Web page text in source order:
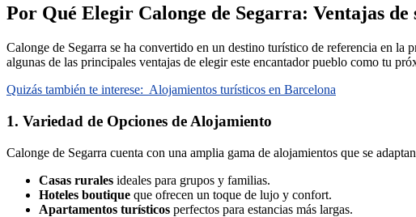
Por Qué Elegir Calonge de Segarra: Ventajas
Calonge de Segarra se ha convertido en un destino turístico de referencia en la
algunas de las principales ventajas de elegir este encantador pueblo como tu
Quizás también te interese: Alojamientos turísticos en Barcelona
1. Variedad de Opciones de Alojamiento
Calonge de Segarra cuenta con una amplia gama de alojamientos que se
Casas rurales ideales para grupos y familias.
Hoteles boutique que ofrecen un toque de lujo y confort.
Apartamentos turísticos perfectos para estancias más largas.